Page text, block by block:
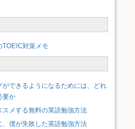
TOEIC対策メモ
ができるようになるためには、どれ
要か
スメする無料の英語勉強方法
、僕が失敗した英語勉強方法